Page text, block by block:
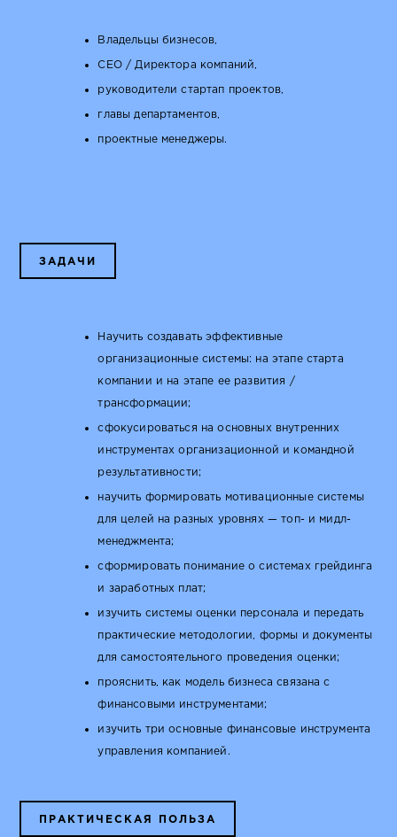
Владельцы бизнесов,
CEO / Директора компаний,
руководители стартап проектов,
главы департаментов,
проектные менеджеры.
ЗАДАЧИ
Научить создавать эффективные
организационные системы: на этапе старта
компании и на этапе ее развития /
трансформации;
сфокусироваться на основных внутренних
инструментах организационной и командной
результативности;
научить формировать мотивационные системы
для целей на разных уровнях — топ- и мидл-
менеджмента;
сформировать понимание о системах грейдинга
и заработных плат;
изучить системы оценки персонала и передать
практические методологии, формы и документы
для самостоятельного проведения оценки;
прояснить, как модель бизнеса связана с
финансовыми инструментами;
изучить три основные финансовые инструмента
управления компанией.
ПРАКТИЧЕСКАЯ ПОЛЬЗА